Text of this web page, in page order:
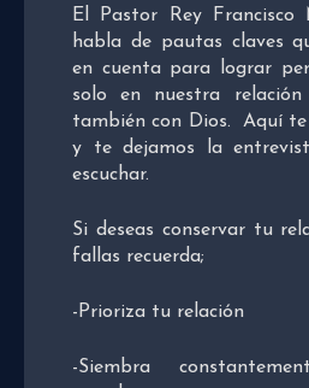
El Pastor Rey Francisco
habla de pautas claves
en cuenta para lograr
solo en nuestra
también con Dios. Aquí te
y te dejamos la
escuchar.
Si deseas conservar tu
fallas recuerda;
-Prioriza tu relación
-Siembra